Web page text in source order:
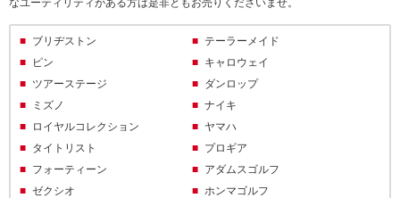
ブリヂストン
テーラーメイド
ピン
キャロウェイ
ツアーステージ
ダンロップ
ミズノ
ナイキ
ロイヤルコレクション
ヤマハ
タイトリスト
プロギア
フォーティーン
アダムスゴルフ
ゼクシオ
ホンマゴルフ